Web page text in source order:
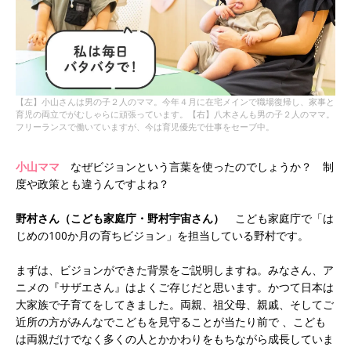
【左】小山さんは男の子２人のママ。今年４月に在宅メインで職場復帰し、家事と
育児の両立でがむしゃらに頑張っています。【右】八木さんも男の子２人のママ。
フリーランスで働いていますが、今は育児優先で仕事をセーブ中。
小山ママ なぜビジョンという言葉を使ったのでしょうか？ 制
度や政策とも違うんですよね？
野村さん（こども家庭庁・野村宇宙さん）
こども家庭庁で「は
じめの100か月の育ちビジョン」を担当している野村です。
まずは、ビジョンができた背景をご説明しますね。みなさん、ア
ニメの『サザエさん』はよくご存じだと思います。かつて日本は
大家族で子育てをしてきました。両親、祖父母、親戚、そしてご
近所の方がみんなでこどもを見守ることが当たり前で 、こども
は両親だけでなく多くの人とかかわりをもちながら成長していま